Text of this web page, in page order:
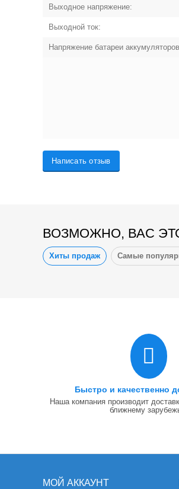
Выходное напряжение:
Выходной ток:
Напряжение батареи
Написать отзыв
ВОЗМОЖНО, ВАС
Хиты продаж Самые
Быстро и качественно
Наша компания производит
ближнему
МОЙ АККАУНТ